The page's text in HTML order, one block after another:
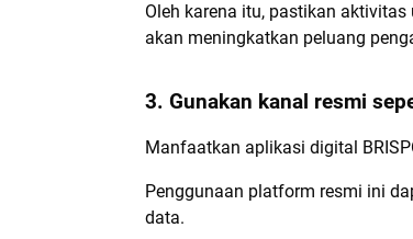
Oleh karena itu, pastikan
akan meningkatkan peluang
3. Gunakan kanal resmi
Manfaatkan aplikasi digital
Penggunaan platform resmi ini
data.